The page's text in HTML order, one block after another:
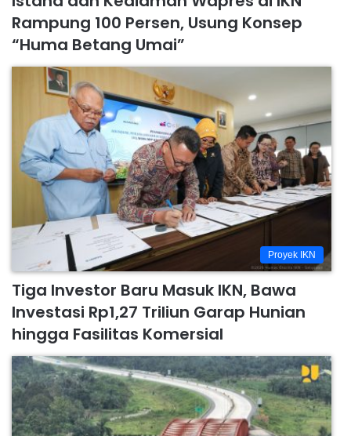
Rampung 100 Persen, Usung Konsep
“Huma Betang Umai”
Proyek IKN
Tiga Investor Baru Masuk IKN, Bawa
Investasi Rp1,27 Triliun Garap Hunian
hingga Fasilitas Komersial